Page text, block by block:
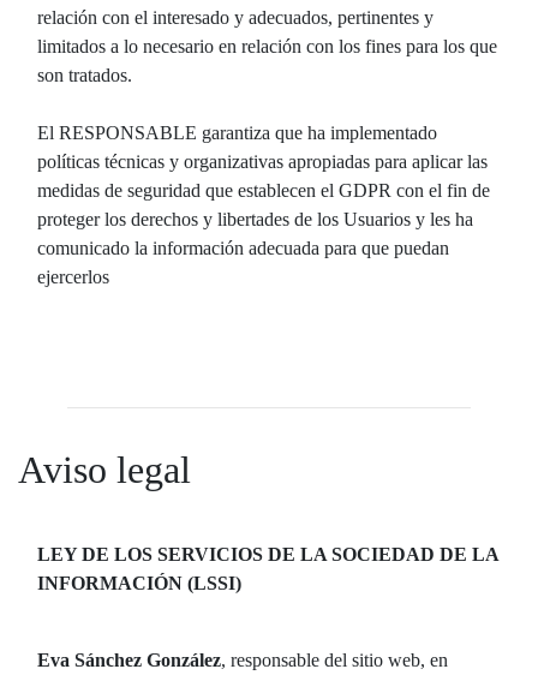
relación con el interesado y adecuados, pertinentes y
limitados a lo necesario en relación con los fines para los que
son tratados.
El RESPONSABLE garantiza que ha implementado
políticas técnicas y organizativas apropiadas para aplicar las
medidas de seguridad que establecen el GDPR con el fin de
proteger los derechos y libertades de los Usuarios y les ha
comunicado la información adecuada para que puedan
ejercerlos
Aviso legal
LEY DE LOS SERVICIOS DE LA SOCIEDAD DE LA
INFORMACIÓN (LSSI)
Eva Sánchez González, responsable del sitio web, en